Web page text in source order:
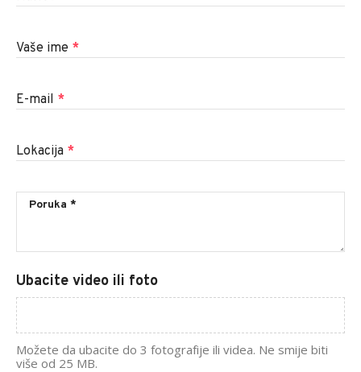
Vaše ime *
E-mail *
Lokacija *
Ubacite video ili foto
Možete da ubacite do 3 fotografije ili videa. Ne smije biti
više od 25 MB.